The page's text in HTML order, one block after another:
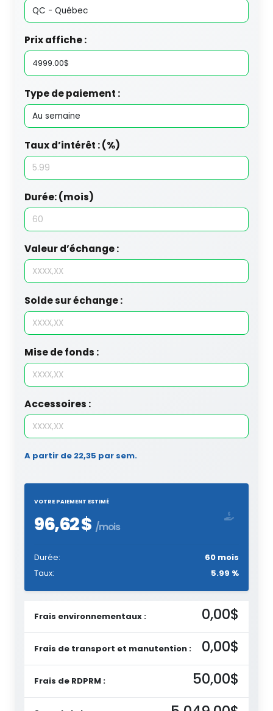
Prix affiche :
Type de paiement :
Taux d’intérêt : (%)
Durée: (mois)
Valeur d’échange :
Solde sur échange :
Mise de fonds :
Accessoires :
A partir de 22,35 par sem.
VOTRE PAIEMENT ESTIMÉ
96,62 $ /mois
Durée:
60 mois
Taux:
5.99 %
Frais environnementaux : 0,00$
Frais de transport et manutention : 0,00$
Frais de RDPRM : 50,00$